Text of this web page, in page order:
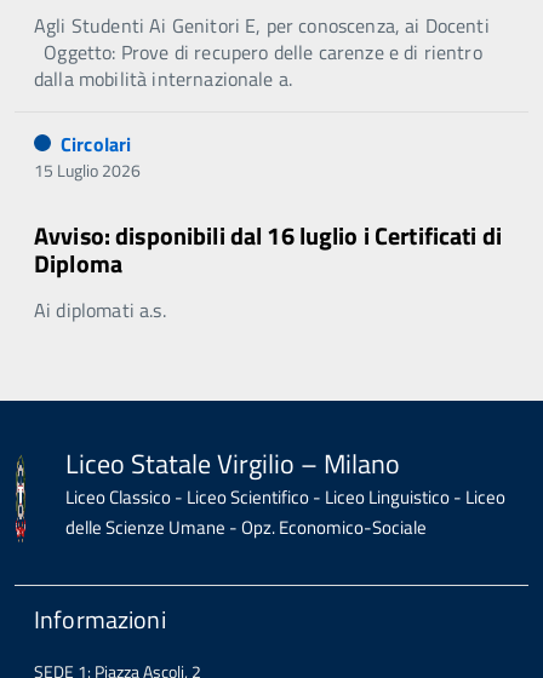
Agli Studenti Ai Genitori E, per conoscenza, ai Docenti
Oggetto: Prove di recupero delle carenze e di rientro
dalla mobilità internazionale a.
Circolari
15 Luglio 2026
Avviso: disponibili dal 16 luglio i Certificati di
Diploma
Ai diplomati a.s.
Liceo Statale Virgilio – Milano
Liceo Classico - Liceo Scientifico - Liceo Linguistico - Liceo
delle Scienze Umane - Opz. Economico-Sociale
Informazioni
SEDE 1: Piazza Ascoli, 2